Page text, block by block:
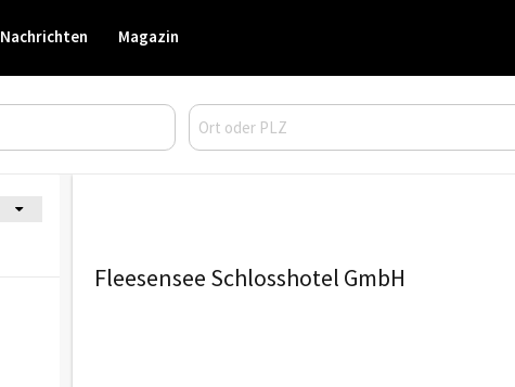
Nachrichten Magazin
Fleesensee Schlosshotel GmbH